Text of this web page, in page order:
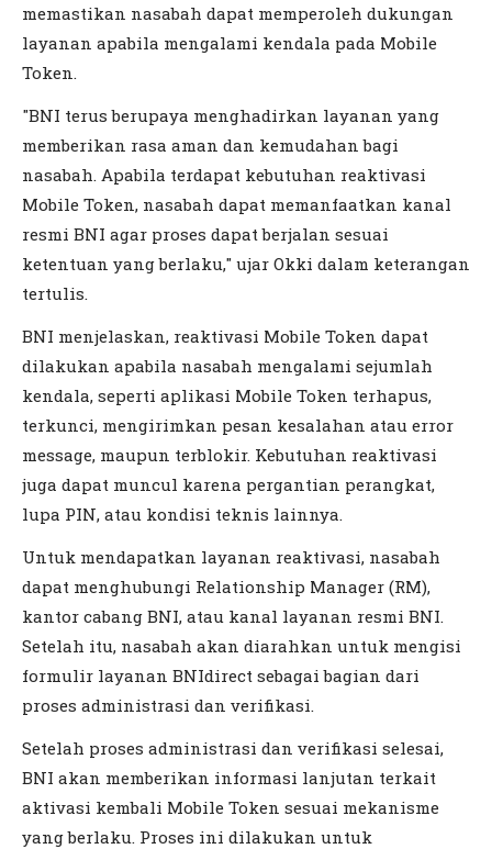
memastikan nasabah dapat memperoleh dukungan
layanan apabila mengalami kendala pada Mobile
Token.
"BNI terus berupaya menghadirkan layanan yang
memberikan rasa aman dan kemudahan bagi
nasabah. Apabila terdapat kebutuhan reaktivasi
Mobile Token, nasabah dapat memanfaatkan kanal
resmi BNI agar proses dapat berjalan sesuai
ketentuan yang berlaku," ujar Okki dalam keterangan
tertulis.
BNI menjelaskan, reaktivasi Mobile Token dapat
dilakukan apabila nasabah mengalami sejumlah
kendala, seperti aplikasi Mobile Token terhapus,
terkunci, mengirimkan pesan kesalahan atau error
message, maupun terblokir. Kebutuhan reaktivasi
juga dapat muncul karena pergantian perangkat,
lupa PIN, atau kondisi teknis lainnya.
Untuk mendapatkan layanan reaktivasi, nasabah
dapat menghubungi Relationship Manager (RM),
kantor cabang BNI, atau kanal layanan resmi BNI.
Setelah itu, nasabah akan diarahkan untuk mengisi
formulir layanan BNIdirect sebagai bagian dari
proses administrasi dan verifikasi.
Setelah proses administrasi dan verifikasi selesai,
BNI akan memberikan informasi lanjutan terkait
aktivasi kembali Mobile Token sesuai mekanisme
yang berlaku. Proses ini dilakukan untuk